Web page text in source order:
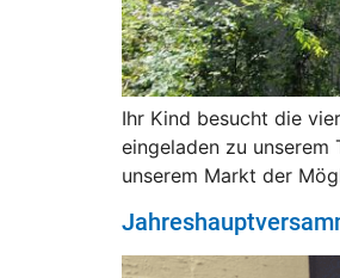
Ihr Kind besucht die
eingeladen zu
unserem Markt der